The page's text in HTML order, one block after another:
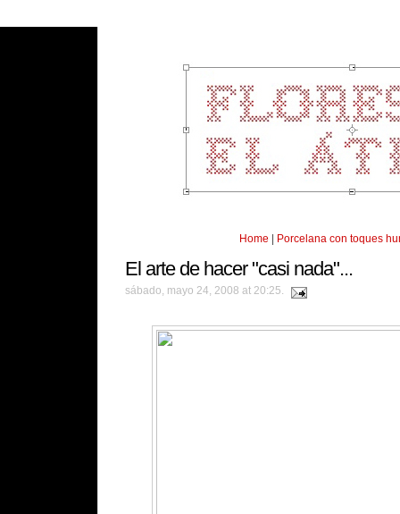
Home | Porcelana con toques
El arte de hacer "casi nada"...
sábado, mayo 24, 2008 at 20:25.